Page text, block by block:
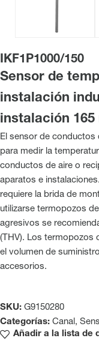
IKF1P1000/150
Sensor de
instalación
instalación 165
El sensor de conductos
para medir la
conductos de aire o
aparatos e
requiere la brida de
utilizarse termopozos
agresivos se
(THV). Los termopozos
el volumen de
accesorios.
SKU: G9150280
Categorías: Canal ,
Añadir a la lista de